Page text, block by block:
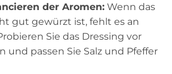
der Aromen: Wenn das
gut gewürzt ist, fehlt es an
Sie das Dressing vor
und passen Sie Salz und Pfeffer